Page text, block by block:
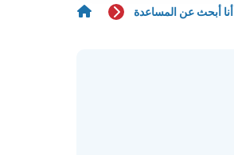
أنا أبحث عن المساعدة